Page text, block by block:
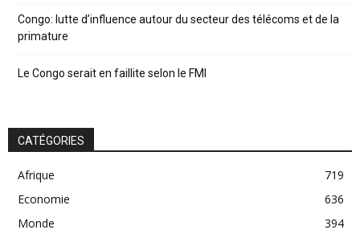
Congo: lutte d’influence autour du secteur des télécoms et de la
primature
Le Congo serait en faillite selon le FMI
CATÉGORIES
Afrique
719
Economie
636
Monde
394